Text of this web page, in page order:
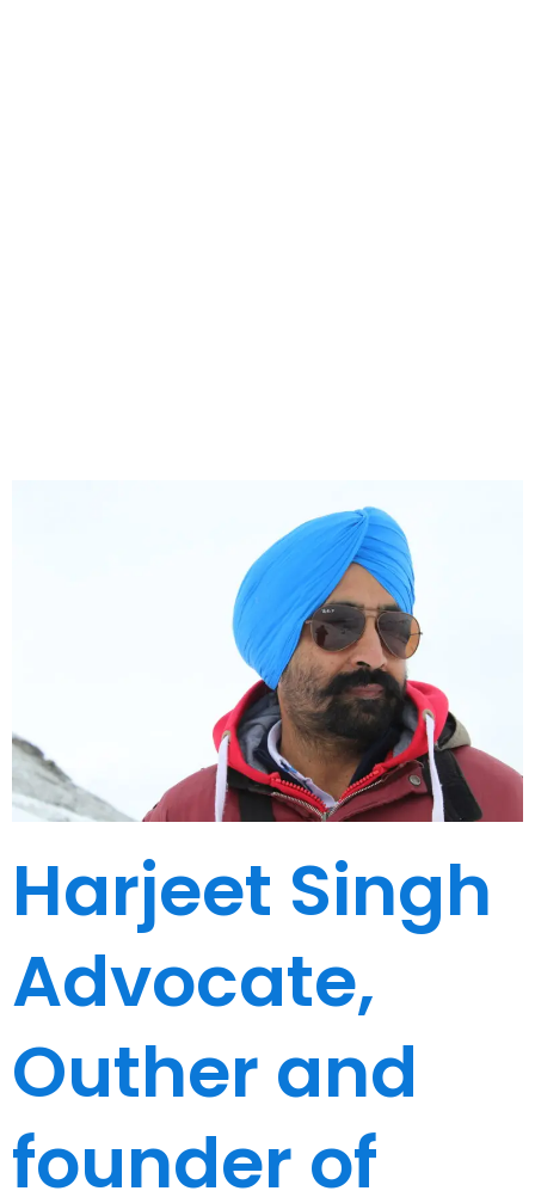
Harjeet Singh
Advocate,
Outher and
founder of